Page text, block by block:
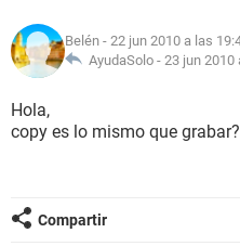
Belén - 22 jun 2010 a las
AyudaSolo - 23 jun 2010
Hola,
copy es lo mismo que grabar?
Compartir